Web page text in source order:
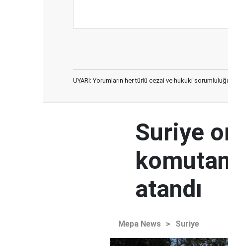
UYARI: Yorumların her türlü cezai ve hukuki
Suriye
atandı
Mepa News > Suriye